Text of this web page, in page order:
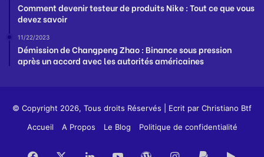
Comment devenir testeur de produits Nike : Tout ce que vous
devez savoir
11/22/2023
Démission de Changpeng Zhao : Binance sous pression
après un accord avec les autorités américaines
© Copyright 2026, Tous droits Réservés | Ecrit par Christiano Btf
Accueil
A Propos Le Blog Politique de confidentialité